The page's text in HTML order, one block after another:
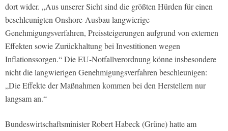
dort wider. „Aus unserer Sicht sind die größten Hürden für einen
beschleunigten Onshore-Ausbau langwierige
Genehmigungsverfahren, Preissteigerungen aufgrund von externen
Effekten sowie Zurückhaltung bei Investitionen wegen
Inflationssorgen.“ Die EU-Notfallverordnung könne insbesondere
nicht die langwierigen Genehmigungsverfahren beschleunigen:
„Die Effekte der Maßnahmen kommen bei den Herstellern nur
langsam an.“
Bundeswirtschaftsminister Robert Habeck (Grüne) hatte am